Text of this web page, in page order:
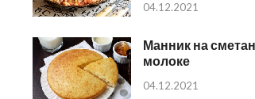
04.12.2021
Манник на
молоке
04.12.2021